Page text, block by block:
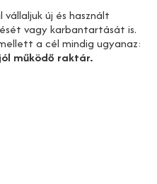
új és használt
vagy karbantartását is.
a cél mindig ugyanaz:
működő raktár.